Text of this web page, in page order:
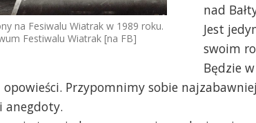
na Fesiwalu Wiatrak w 1989 roku.
Festiwalu Wiatrak [na FB]
nad
Jest
swoim
Będzie
Przypomnimy sobie
anegdoty.